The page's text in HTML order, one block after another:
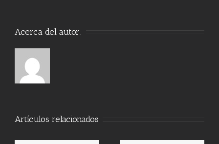
Acerca del autor:
Artículos relacionados